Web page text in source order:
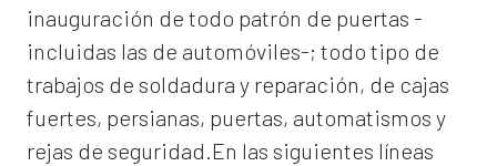
inauguración de todo patrón de puertas -
incluidas las de automóviles-; todo tipo de
trabajos de soldadura y reparación, de cajas
fuertes, persianas, puertas, automatismos y
rejas de seguridad.En las siguientes líneas